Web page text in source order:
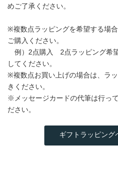
めご了承ください。
※複数点ラッピングを希望する場
ご購入ください。
例）2点購入 2点ラッピング希
してください。
※複数点お買い上げの場合は、ラ
きください。
※メッセージカードの代筆は行っ
ださい。
ギフトラッピング